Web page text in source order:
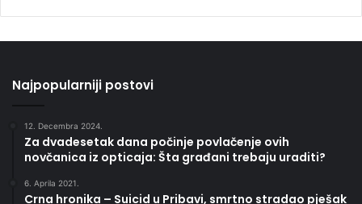
Najpopularniji postovi
12. Decembra 2024.
Za dvadesetak dana počinje povlačenje ovih
novčanica iz opticaja: Šta građani trebaju uraditi?
6. Aprila 2021.
Crna hronika – Suicid u Pribavi, smrtno stradao pješak